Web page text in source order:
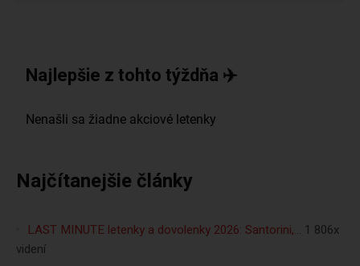
Najlepšie z tohto týždňa ✈️
Najčítanejšie články
LAST MINUTE letenky a dovolenky 2026: Santorini,… 1 806x
videní